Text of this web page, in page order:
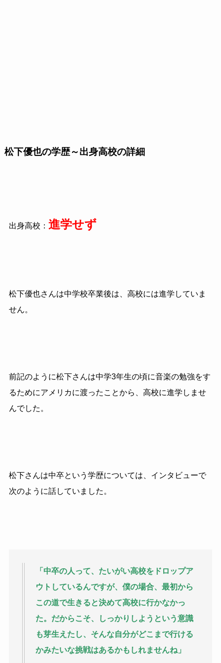
松下優也の学歴～出身高校の詳細
出身高校： 進学せず
松下優也さんは中学校卒業後は、高校には進学していま
せん。
前記のように松下さんは中学3年生の頃に音楽の勉強をす
るためにアメリカに渡ったことから、高校に進学しませ
んでした。
松下さんは中卒という学歴については、インタビューで
次のように話していました。
「中卒の人って、たいがい高校をドロップア
ウトしているんですが、僕の場合、最初から
この道で生きると決めて高校に行かなかっ
た。だからこそ、しっかりしようという意識
も芽生えたし、そんな自分がどこまで行ける
かみたいな挑戦はあるかもしれませんね」